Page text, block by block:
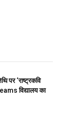
पर ‘राष्ट्रकवि
विद्यालय का